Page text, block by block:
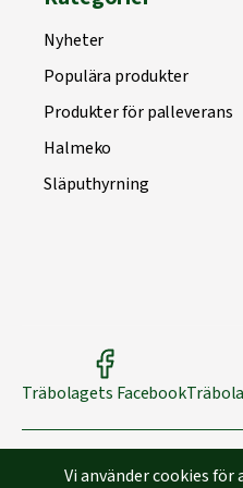
Nyheter
Populära produkter
Produkter för palleverans
Halmeko
Släputhyrning
Träbolagets Facebook